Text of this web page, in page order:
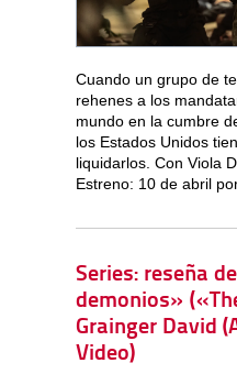
Cuando un grupo de
rehenes a los
mundo en la cumbre
los Estados Unidos
liquidarlos. Con Viola
Estreno: 10 de abril
Series: reseña
demonios»
Grainger David
Video)